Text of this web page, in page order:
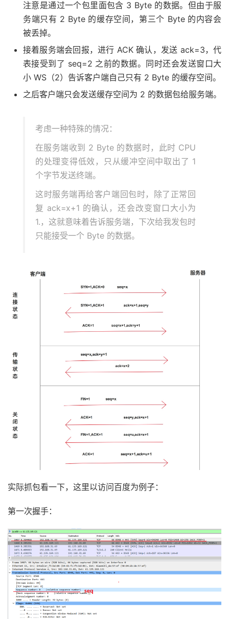
注意是通过一个包里面包含 3 Byte 的数据。但由于服
务端只有 2 Byte 的缓存空间，第三个 Byte 的内容会
被丢掉。
接着服务端会回报，进行 ACK 确认，发送 ack=3，代
表接受到了 seq=2 之前的数据。同时还会发送窗口大
小 WS（2）告诉客户端自己只有 2 Byte 的缓存空间。
之后客户端只会发送缓存空间为 2 的数据包给服务端。
考虑一种特殊的情况：
在服务端收到 2 Byte 的数据时，此时 CPU
的处理变得低效，只从缓冲空间中取出了 1
个字节发送终端。
这时服务端再给客户端回包时，除了正常回
复 ack=x+1 的确认，还会改变窗口大小为
1.，这就意味着告诉服务端，下次给我发包时
只能接受一个 Byte 的数据。
实际抓包看一下，这里以访问百度为例子：
第一次握手：